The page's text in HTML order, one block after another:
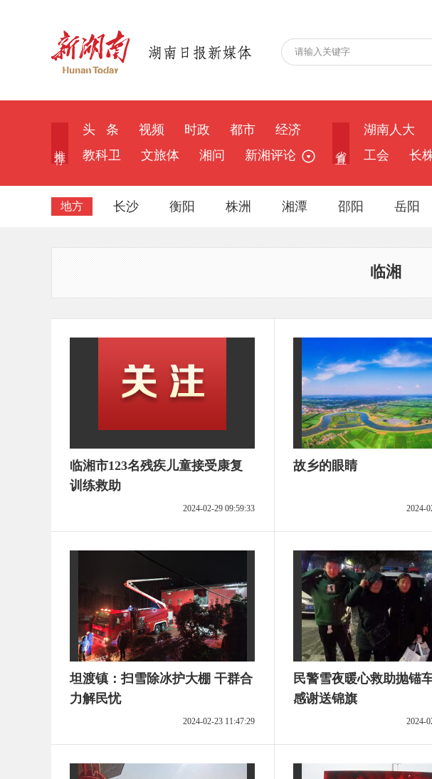
头 条 视频 时政 都市
经济
教科卫
文旅体 湘问 新湘评论
湖南人大
工会
长
地方 长沙 衡阳 株洲 湘潭 邵阳 岳阳
临湘
临湘市123名残疾儿童接受康复
训练救助
2024-02-29 09:59:33
故乡的眼睛
2024-
坦渡镇：扫雪除冰护大棚 干群合
力解民忧
2024-02-23 11:47:29
民警雪夜暖心救助抛锚
感谢送锦旗
2024-